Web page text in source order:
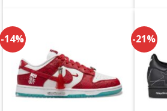
950.000VND.
-14% -21%